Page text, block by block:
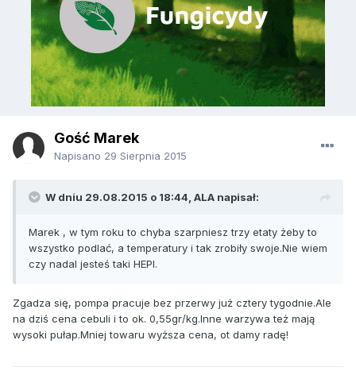
Gość Marek
Napisano 29 Sierpnia 2015
W dniu 29.08.2015 o 18:44, ALA napisał:
Marek , w tym roku to chyba szarpniesz trzy etaty żeby to
wszystko podlać, a temperatury i tak zrobiły swoje.Nie wiem
czy nadal jesteś taki HEPI.
Zgadza się, pompa pracuje bez przerwy już cztery tygodnie.Ale
na dziś cena cebuli i to ok. 0,55gr/kg.Inne warzywa też mają
wysoki pułap.Mniej towaru wyższa cena, ot damy radę!